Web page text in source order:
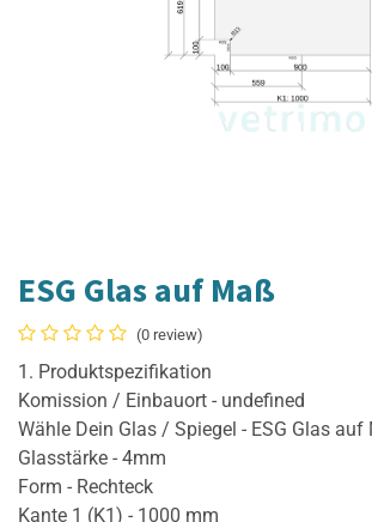
ESG Glas auf Maß
(0 review)
1. Produktspezifikation
Komission / Einbauort - undefined
Wähle Dein Glas / Spiegel - ESG Glas auf
Glasstärke - 4mm
Form - Rechteck
Kante 1 (K1) - 1000 mm